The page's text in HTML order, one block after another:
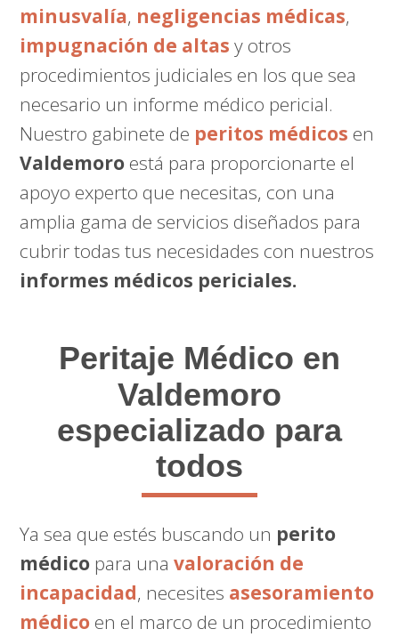
minusvalía, negligencias médicas,
impugnación de altas y otros
procedimientos judiciales en los que sea
necesario un informe médico pericial.
Nuestro gabinete de peritos médicos en
Valdemoro está para proporcionarte el
apoyo experto que necesitas, con una
amplia gama de servicios diseñados para
cubrir todas tus necesidades con nuestros
informes médicos periciales.
Peritaje Médico en
Valdemoro
especializado para
todos
Ya sea que estés buscando un perito
médico para unavaloración de
incapacidad, necesites asesoramiento
médico en el marco de un procedimiento